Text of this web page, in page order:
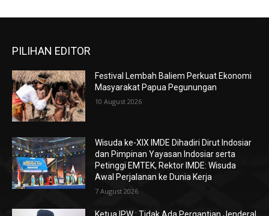
PILIHAN EDITOR
Festival Lembah Baliem Perkuat Ekonomi
Masyarakat Papua Pegunungan
10 August 2026
Wisuda ke-XIX IMDE Dihadiri Dirut Indosiar
dan Pimpinan Yayasan Indosiar serta
Petinggi EMTEK, Rektor IMDE: Wisuda
Awal Perjalanan ke Dunia Kerja
7 August 2026